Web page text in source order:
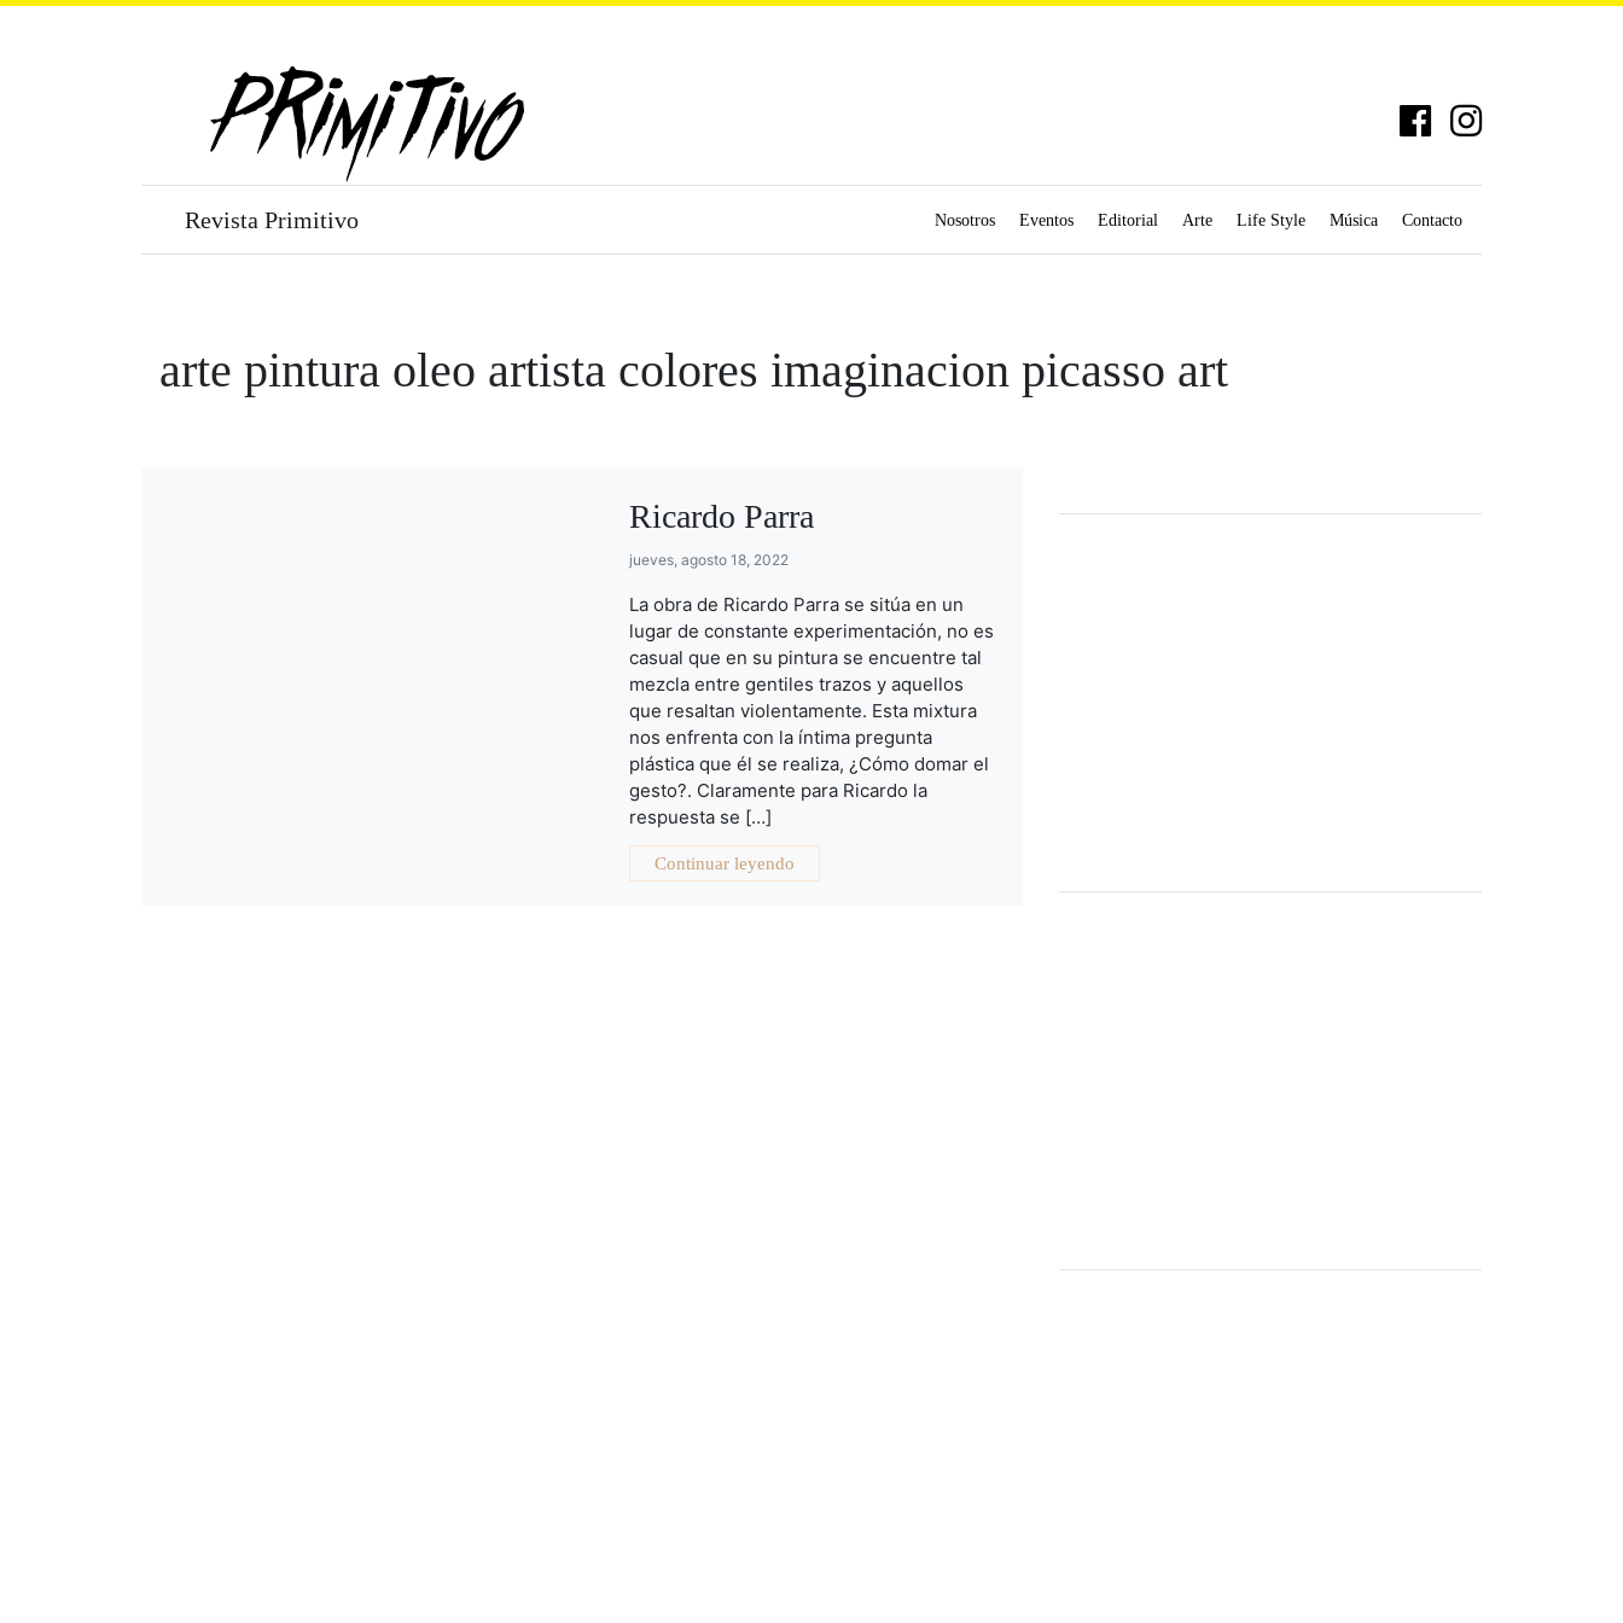
Revista Primitivo Nosotros Eventos Editorial Arte Life Style Música Contacto
arte pintura oleo artista colores imaginacion picasso art
Ricardo Parra
jueves, agosto 18, 2022
La obra de Ricardo Parra se sitúa en un
lugar de constante experimentación, no es
casual que en su pintura se encuentre tal
mezcla entre gentiles trazos y aquellos
que resaltan violentamente. Esta mixtura
nos enfrenta con la íntima pregunta
plástica que él se realiza, ¿Cómo domar el
gesto?. Claramente para Ricardo la
respuesta se […]
Continuar leyendo